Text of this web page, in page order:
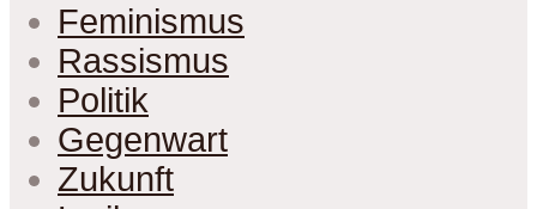
Feminismus
Rassismus
Politik
Gegenwart
Zukunft